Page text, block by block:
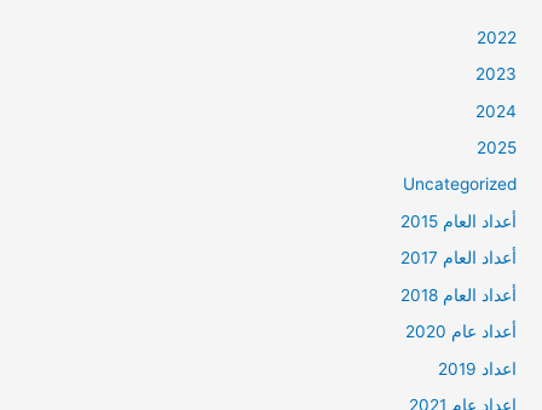
2022
2023
2024
2025
Uncategorized
أعداد العام 2015
أعداد العام 2017
أعداد العام 2018
أعداد عام 2020
اعداد 2019
اعداد عام 2021